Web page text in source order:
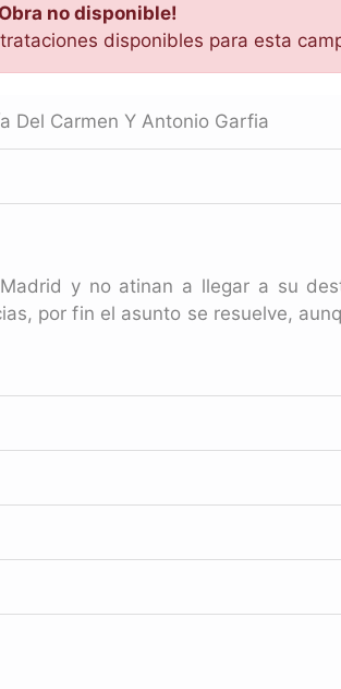
no disponible!
disponibles para esta
Del Carmen Y Antonio Garfia
y no atinan a llegar a su
por fin el asunto se resuelve,